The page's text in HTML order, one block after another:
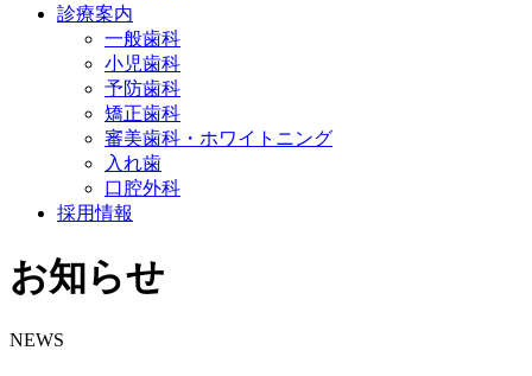
診療案内
一般歯科
小児歯科
予防歯科
矯正歯科
審美歯科・ホワイトニング
入れ歯
口腔外科
採用情報
お知らせ
NEWS